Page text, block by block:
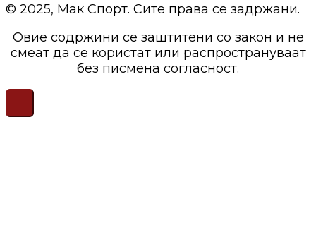
© 2025, Мак Спорт. Сите права се задржани.
Овие содржини се заштитени со закон и не
смеат да се користат или распространуваат
без писмена согласност.